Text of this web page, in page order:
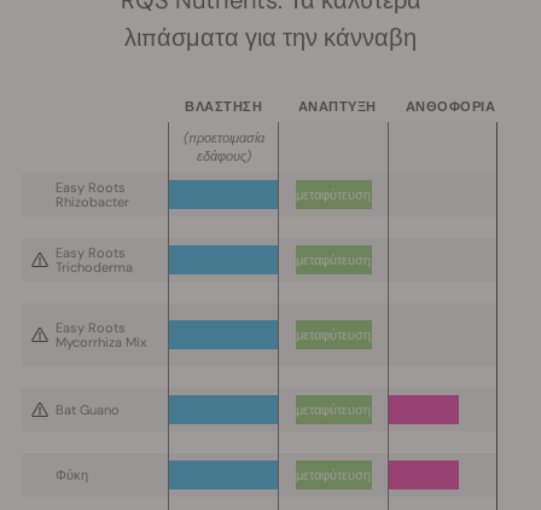
λιπάσματα για την κάνναβη
ΒΛΑΣΤΗΣΗ ΑΝΑΠΤΥΞΗ ΑΝΘΟΦΟΡΙΑ
Easy Roots
Rhizobacter
Easy Roots
Trichoderma
Easy Roots
Mycorrhiza Mix
Bat Guano
Φύκη
(προετοιμασία
εδάφους)
μεταφύτευση
μεταφύτευση
μεταφύτευση
μεταφύτευση
μεταφύτευση